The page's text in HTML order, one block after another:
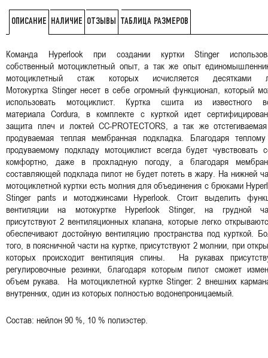
ОПИСАНИЕ НАЛИЧИЕ ОТЗЫВЫ ТАБЛИЦА РАЗМЕРОВ
Команда Hyperlook при создании куртки Stinger
собственный мотоциклетный опыт, а так же опыт
мотоциклетный стаж которых исчисляется десятками
Мотокуртка Stinger несет в себе огромный функционал, который
использовать мотоциклист. Куртка сшита из известного
материала Cordura, в комплекте с курткой идет
защита плеч и локтей CC-PROTECTORS, а так же
продуваемая теплая мембранная подкладка. Благодаря
продуваемому подкладу мотоциклист всегда будет чувствовать
комфортно, даже в прохладную погоду, а благодаря
составляющей подклада пилот не будет потеть в жару. На нижней
мотоциклетной куртки есть молния для объединения с брюками
Stinger pants и мотоджинсами Hyperlook. Стоит выделить
вентиляции на мотокуртке Hyperlook Stinger, на грудной
присутствуют 2 вентиляционных клапана, которые легко
обеспечивают достойную вентиляцию пространства под курткой.
того, в поясничной части на куртке, присутствуют 2 молнии, при
которых происходит вентиляция спины. На рукавах
регулировочные резинки, благодаря которым пилот сможет
объем рукава. На мотоциклетной куртке Stinger: 2 внешних
внутренних, один из которых полностью водонепроницаемый.
Состав: нейлон 90 %, 10 % полиэстер.